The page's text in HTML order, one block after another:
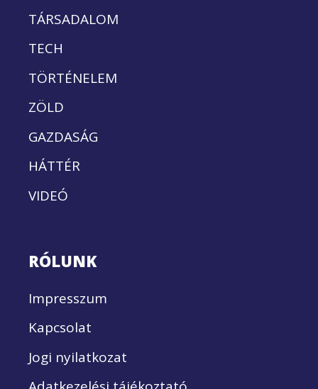
TÁRSADALOM
TECH
TÖRTÉNELEM
ZÖLD
GAZDASÁG
HÁTTÉR
VIDEÓ
RÓLUNK
Impresszum
Kapcsolat
Jogi nyilatkozat